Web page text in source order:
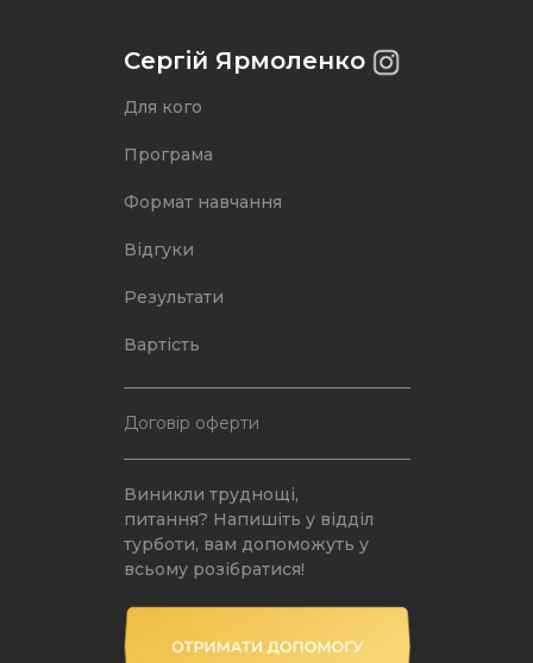
Якщо потрібна допомога або з
якихось причин у вас не
зверніться у відділ турботидля
Виникли труднощі,
питання? Напишіть у відділ
турботи, вам допоможуть у
всьому розібратися!
Для кого
Програма
Формат навчання
Вартість
Відгуки
Результати
Сергій Ярмоленко
Договір оферти